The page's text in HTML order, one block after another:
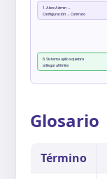
1. Abre Admin →
Configuración → Contrato
6. Sistema aplica quiebra
al llegar al límite
Glosario
Término